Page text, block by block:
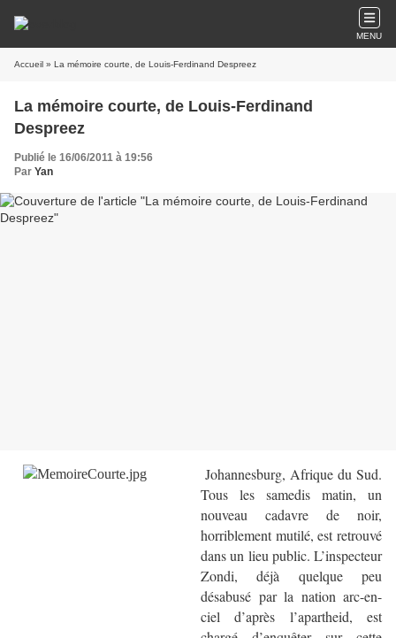
MENU
Accueil » La mémoire courte, de Louis-Ferdinand Despreez
La mémoire courte, de Louis-Ferdinand
Despreez
Publié le 16/06/2011 à 19:56
Par Yan
Johannesburg, Afrique du Sud.
Tous les samedis matin, un
nouveau cadavre de noir,
horriblement mutilé, est retrouvé
dans un lieu public. L’inspecteur
Zondi, déjà quelque peu
désabusé par la nation arc-en-
ciel d’après l’apartheid, est